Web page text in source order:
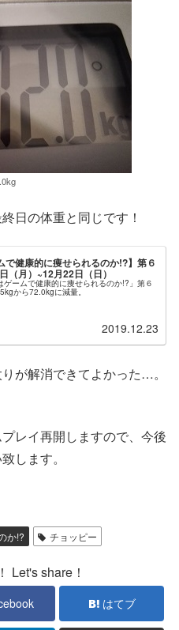
日の体重と同じです！
で健康的に痩せられるのか!?】第６
（月）~12月22日（日）
ゲームで健康的に痩せられるのか!?」第６
から72.0kgに減量。
2019.12.23
が解消できてよかった…。
レイ再開しますので、今後
します。
か!? チョッピー
Let's share！
はてブ